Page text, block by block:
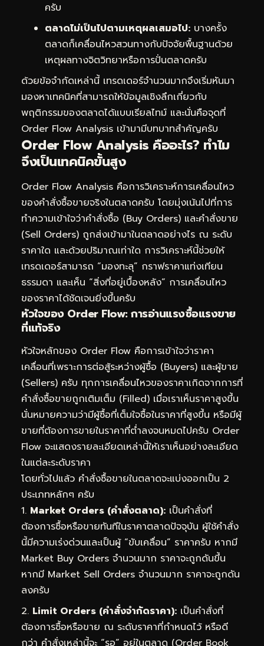
ครับ
ตลาดไม่เป็นไปตามเหตุผลเสมอไป: บางครั้ง
ตลาดก็เคลื่อนไหวสวนทางกับปัจจัยพื้นฐานด้วย
เหตุผลทางจิตวิทยาหรือการปั่นตลาดครับ
ด้วยข้อจำกัดเหล่านี้ เทรดเดอร์จำนวนมากจึงเริ่มหันมา
มองหาเทคนิคที่สามารถให้ข้อมูลเชิงลึกเกี่ยวกับ
พฤติกรรมของตลาดได้แบบเรียลไทม์ และนั่นคือจุดที่
Order Flow Analysis เข้ามามีบทบาทสำคัญครับ
Order Flow Analysis คืออะไร? ทำไม
จึงเป็นเทคนิคขั้นสูง
Order Flow Analysis คือการวิเคราะห์การเคลื่อนไหว
ของคำสั่งซื้อขายจริงในตลาดครับ โดยมุ่งเน้นไปที่การ
ทำความเข้าใจว่าคำสั่งซื้อ (Buy Orders) และคำสั่งขาย
(Sell Orders) ถูกส่งเข้ามาในตลาดอย่างไร ณ ระดับ
ราคาใด และด้วยปริมาณเท่าใด การวิเคราะห์นี้ช่วยให้
เทรดเดอร์สามารถ “มองทะลุ” กราฟราคาแท่งเทียน
ธรรมดา และเห็น “สิ่งที่อยู่เบื้องหลัง” การเคลื่อนไหว
ของราคาได้ชัดเจนยิ่งขึ้นครับ
หัวใจของ Order Flow: การอ่านแรงซื้อแรงขาย
ที่แท้จริง
หัวใจหลักของ Order Flow คือการเข้าใจว่าราคา
เคลื่อนที่เพราะการต่อสู้ระหว่างผู้ซื้อ (Buyers) และผู้ขาย
(Sellers) ครับ ทุกการเคลื่อนไหวของราคาเกิดจากการที่
คำสั่งซื้อขายถูกเติมเต็ม (Filled) เมื่อเราเห็นราคาสูงขึ้น
นั่นหมายความว่ามีผู้ซื้อที่เต็มใจซื้อในราคาที่สูงขึ้น หรือมีผู้
ขายที่ต้องการขายในราคาที่ต่ำลงจนหมดไปครับ Order
Flow จะแสดงรายละเอียดเหล่านี้ให้เราเห็นอย่างละเอียด
ในแต่ละระดับราคา
โดยทั่วไปแล้ว คำสั่งซื้อขายในตลาดจะแบ่งออกเป็น 2
ประเภทหลักๆ ครับ
Market Orders (คำสั่งตลาด): เป็นคำสั่งที่
ต้องการซื้อหรือขายทันทีในราคาตลาดปัจจุบัน ผู้ใช้คำสั่ง
นี้มีความเร่งด่วนและเป็นผู้ “ขับเคลื่อน” ราคาครับ หากมี
Market Buy Orders จำนวนมาก ราคาจะถูกดันขึ้น
หากมี Market Sell Orders จำนวนมาก ราคาจะถูกดัน
ลงครับ
Limit Orders (คำสั่งจำกัดราคา): เป็นคำสั่งที่
ต้องการซื้อหรือขาย ณ ระดับราคาที่กำหนดไว้ หรือดี
กว่า คำสั่งเหล่านี้จะ “รอ” อยู่ในตลาด (Order Book